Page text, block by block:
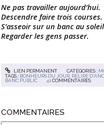
Ne pas travailler aujourd’hui.
Descendre faire trois courses.
S’asseoir sur un banc au
Regarder les gens passer.
LIEN PERMANENT CATÉGORIES :
TAGS : BONHEURS DU JOUR RELIRE
BANC PUBLIC
41 COMMENTAIRES
COMMENTAIRES